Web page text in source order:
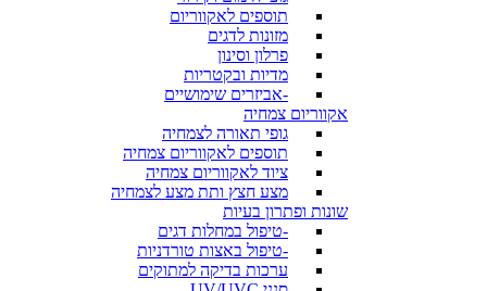
תוספים לאקווריום
מזונות לדגים
פרלון וסינון
מדיות ובקטריות
-אביזרים שימושיים
אקווריום צמחיה
גופי תאורה לצמחיה
תוספים לאקווריום צמחיה
ציוד לאקווריום צמחיה
מצע חצץ ותת מצע לצמחיה
שונות ופתרון בעיות
-טיפול במחלות דגים
-טיפול באצות טורדניות
ערכות בדיקה למתוקים